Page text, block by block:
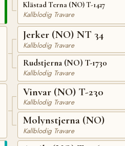
Klästad Terna (NO) T-1427
Kallblodig Travare
Jerker (NO) NT 34
Kallblodig Travare
Rudstjerna (NO) T-1730
Kallblodig Travare
Vinvar (NO) T-230
Kallblodig Travare
Molynstjerna (NO)
Kallblodig Travare